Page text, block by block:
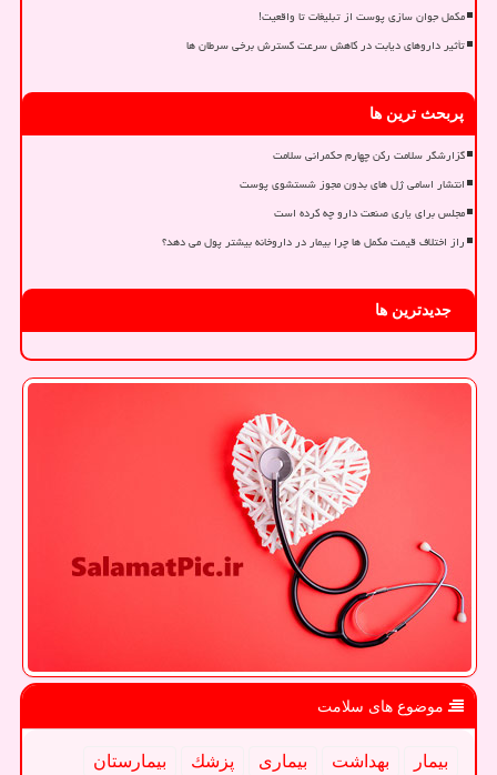
مکمل جوان سازی پوست از تبلیغات تا واقعیت!
تأثیر داروهای دیابت در کاهش سرعت گسترش برخی سرطان ها
پربحث ترین ها
گزارشگر سلامت رکن چهارم حکمرانی سلامت
انتشار اسامی ژل های بدون مجوز شستشوی پوست
مجلس برای یاری صنعت دارو چه کرده است
راز اختلاف قیمت مکمل ها چرا بیمار در داروخانه بیشتر پول می دهد؟
جدیدترین ها
موضوع های سلامت
بیمار بهداشت بیماری پزشك
بیمارستان